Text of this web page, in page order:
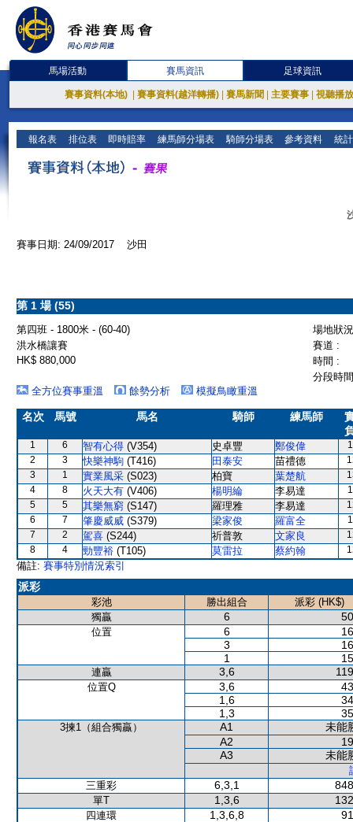
馬場活動 賽馬資訊 足球資訊
賽事資料(本地) 賽事資料(越洋轉播) 賽馬新聞 主要賽事 視聽播
報名表 排位表 即時賠率 練馬師分場表 騎師分場表 參考資料 統
賽事日期: 24/09/2017 沙田
第 1 場 (55)
第四班 - 1800米 - (60-40)
場地狀
洪水橋讓賽
賽道 :
HK$ 880,000
時間 :
分段時
全方位賽事重溫
餘勢分析 模擬鳥瞰重溫
名次 馬號 馬名 騎師 練馬師
1 6 智有心得 (V354) 史卓豐 鄭俊偉
2
3 快樂神駒 (T416) 田泰安 苗禮德
3
1 實業風采 (S023) 柏寶 葉楚航
4
8 火天大有 (V406) 楊明綸 李易達
5
5 其樂無窮 (S147) 羅理雅 李易達
6
7 肇慶威威 (S379) 梁家俊 羅富全
7
2 駕喜 (S244) 祈普敦 文家良
8
4 勁豐裕 (T105) 莫雷拉 蔡約翰
備註: 賽事特別情況索引
派彩
彩池 勝出組合
派彩 (HK$)
獨贏
6
位置 6
3
1
連贏 3,6
位置Q 3,6
1,6
1,3
3揀1（組合獨贏） A1
未能
A2
A3
未能
三重彩
6,3,1
單T 1,3,6
四連環 1,3,6,8